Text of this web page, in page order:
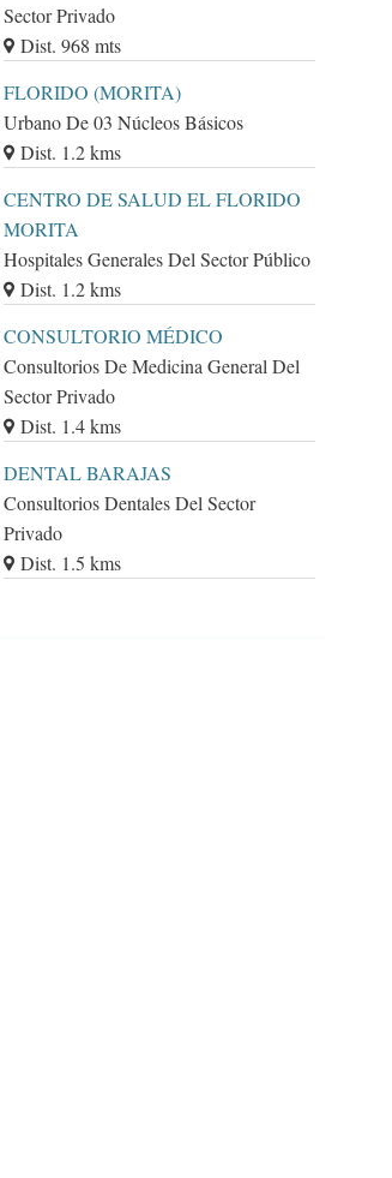
Sector Privado
Dist. 968 mts
FLORIDO (MORITA)
Urbano De 03 Núcleos Básicos
Dist. 1.2 kms
CENTRO DE SALUD EL FLORIDO
MORITA
Hospitales Generales Del Sector Público
Dist. 1.2 kms
CONSULTORIO MÉDICO
Consultorios De Medicina General Del
Sector Privado
Dist. 1.4 kms
DENTAL BARAJAS
Consultorios Dentales Del Sector
Privado
Dist. 1.5 kms